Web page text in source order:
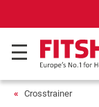
Din
Crosstrainer